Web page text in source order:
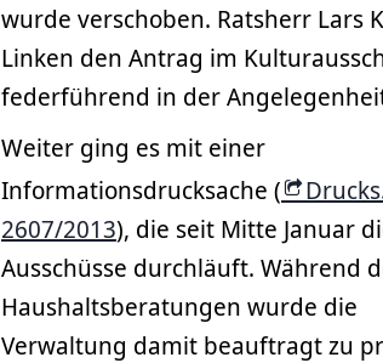
wurde verschoben. Ratsherr Lars
Linken den Antrag im
federführend in der
Weiter ging es mit einer
Informationsdrucksache (
2607/2013), die seit Mitte Januar
Ausschüsse durchläuft. Während
Haushaltsberatungen wurde die
Verwaltung damit beauftragt zu